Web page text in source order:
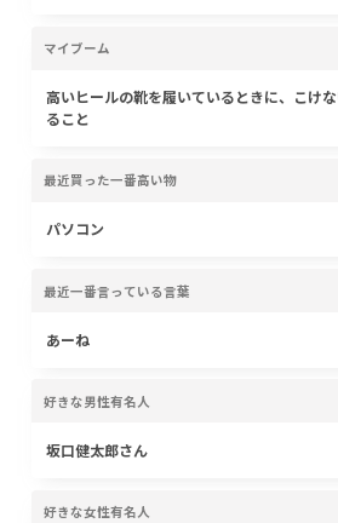
マイブーム
高いヒールの靴を履いているときに、こけ
ること
最近買った一番高い物
パソコン
最近一番言っている言葉
あーね
好きな男性有名人
坂口健太郎さん
好きな女性有名人